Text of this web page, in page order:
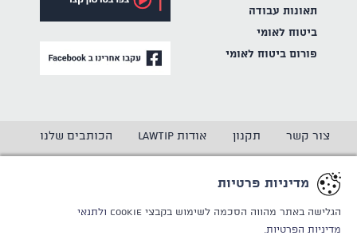
תאונות עבודה
ביטוח לאומי
פורום ביטוח לאומי
צור קשר תקנון אודות LAWTIP הכותבים שלנו
מדיניות פרטיות
הגלישה באתר מהווה הסכמה לשימוש בקבצי Cookie
ולתנאי
מדיניות הפרטיות.